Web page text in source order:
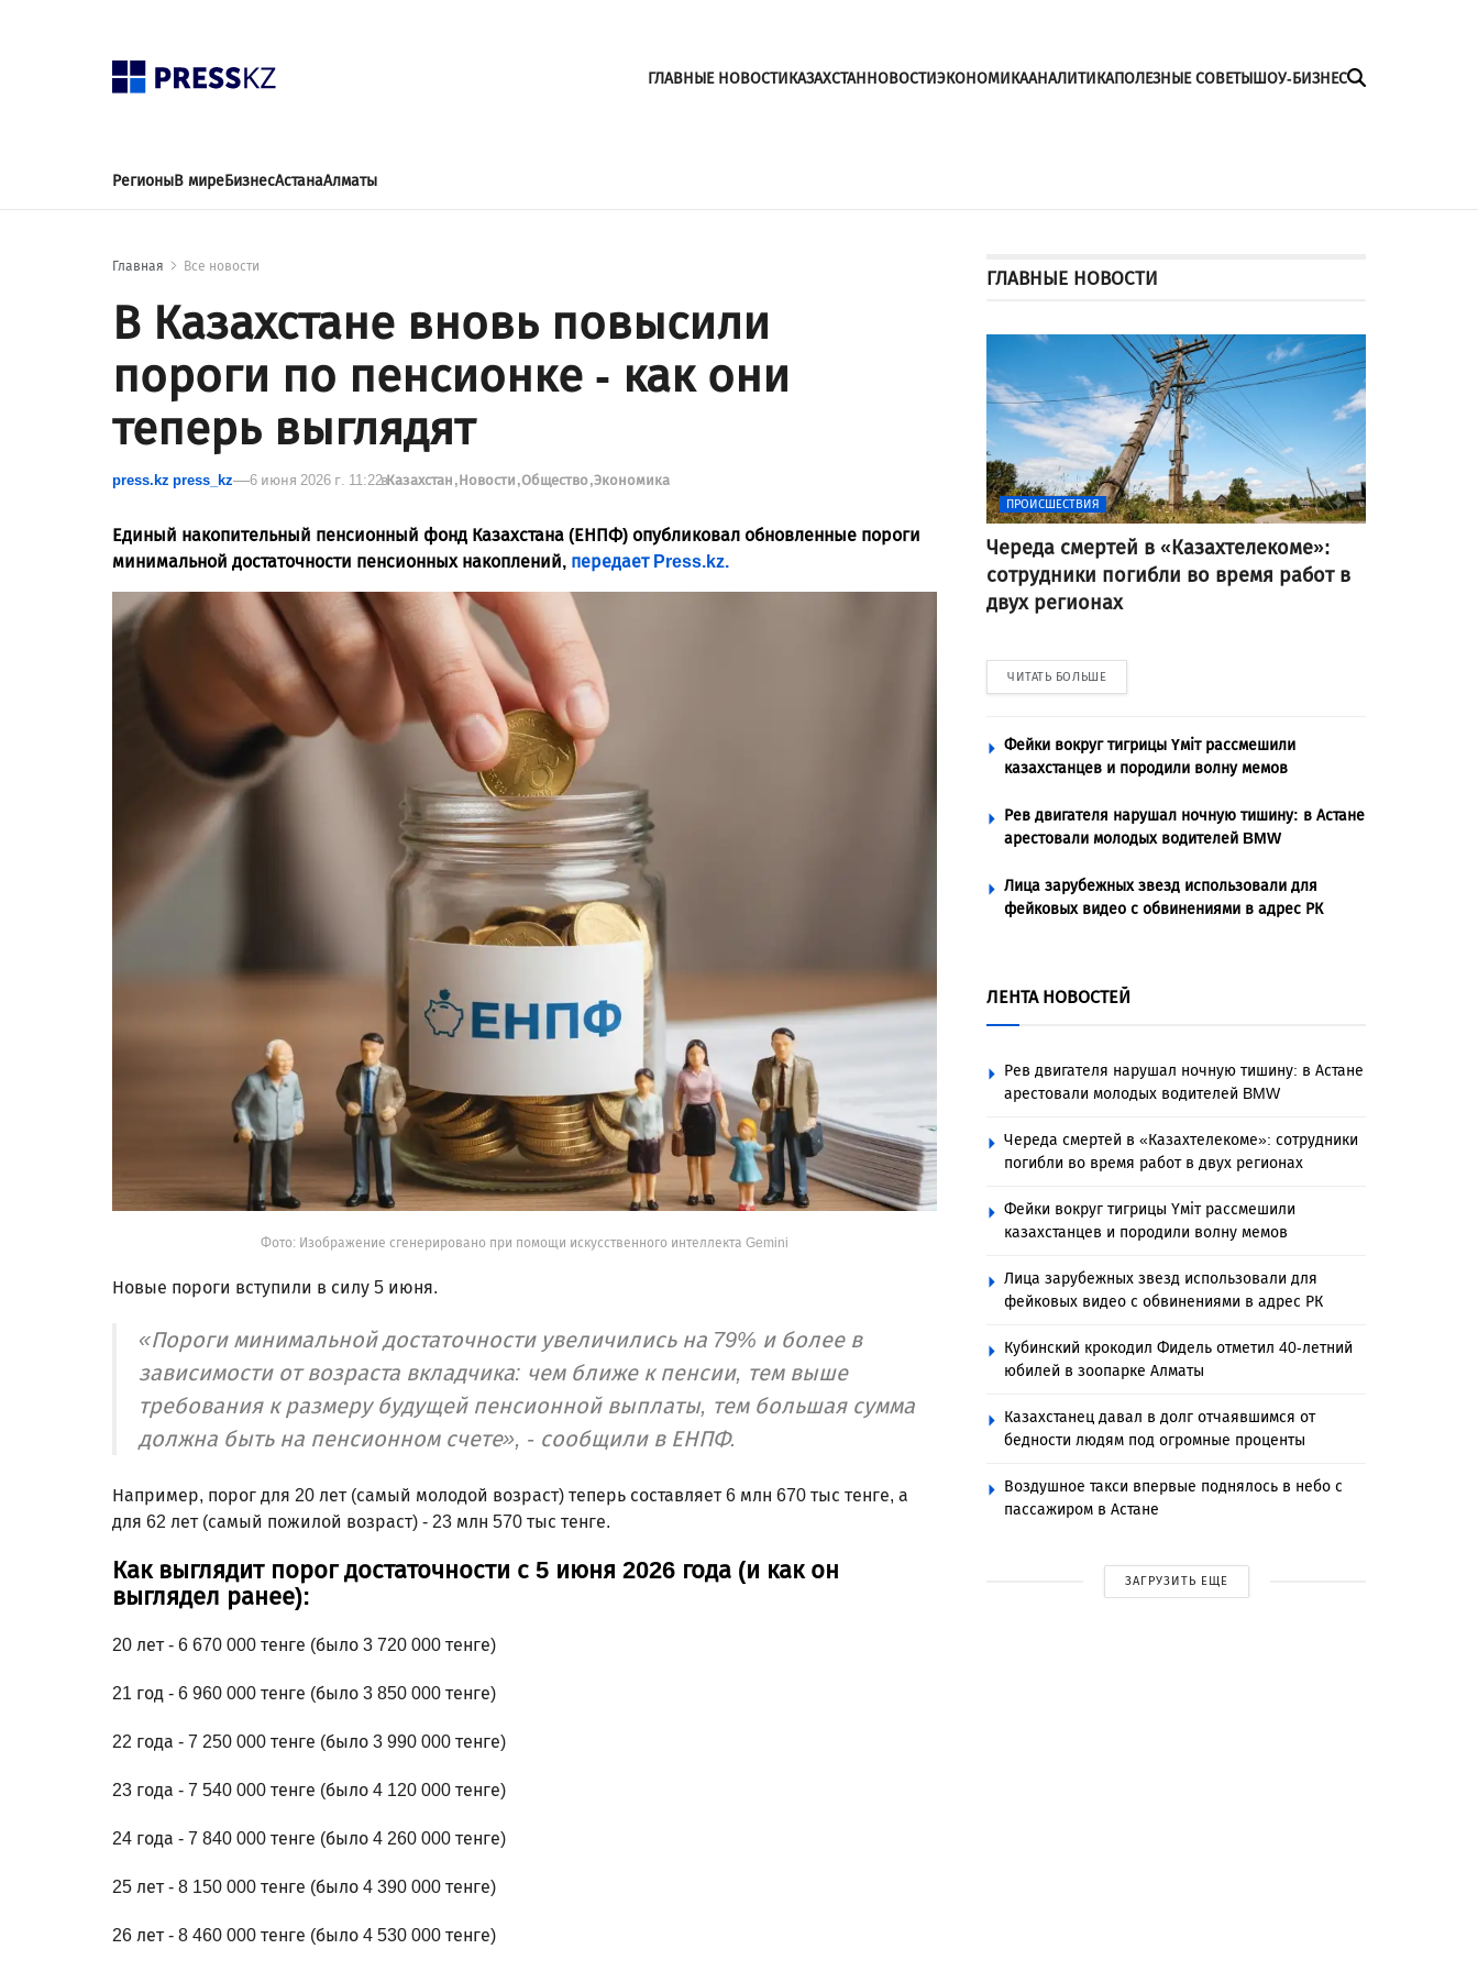
ГЛАВНЫЕ НОВОСТИКАЗАХСТАННОВОСТИЭКОНОМИКААНАЛИТИКАПОЛЕЗНЫЕ СОВЕТЫШОУ-БИЗНЕС
РегионыВ миреБизнесАстанаАлматы
Главная Все новости
В Казахстане вновь повысили
пороги по пенсионке - как они
теперь выглядят
press.kz press_kz 6 июня 2026 г. 11:22вКазахстан НовостиОбществоЭкономика
Единый накопительный пенсионный фонд Казахстана (ЕНПФ) опубликовал обновленные пороги
минимальной достаточности пенсионных накоплений, передает Press.kz.
Фото: Изображение сгенерировано при помощи искусственного интеллекта Gemini
Новые пороги вступили в силу 5 июня.
«Пороги минимальной достаточности увеличились на 79% и более в
зависимости от возраста вкладчика: чем ближе к пенсии, тем выше
требования к размеру будущей пенсионной выплаты, тем большая сумма
должна быть на пенсионном счете», - сообщили в ЕНПФ.
Например, порог для 20 лет (самый молодой возраст) теперь составляет 6 млн 670 тыс тенге, а
для 62 лет (самый пожилой возраст) - 23 млн 570 тыс тенге.
Как выглядит порог достаточности с 5 июня 2026 года (и как он
выглядел ранее):
20 лет - 6 670 000 тенге (было 3 720 000 тенге)
21 год - 6 960 000 тенге (было 3 850 000 тенге)
22 года - 7 250 000 тенге (было 3 990 000 тенге)
23 года - 7 540 000 тенге (было 4 120 000 тенге)
24 года - 7 840 000 тенге (было 4 260 000 тенге)
25 лет - 8 150 000 тенге (было 4 390 000 тенге)
26 лет - 8 460 000 тенге (было 4 530 000 тенге)
ГЛАВНЫЕ НОВОСТИ
ПРОИСШЕСТВИЯ
Череда смертей в «Казахтелекоме»:
сотрудники погибли во время работ в
двух регионах
ЧИТАТЬ БОЛЬШЕ
Фейки вокруг тигрицы Үміт рассмешили
казахстанцев и породили волну мемов
Рев двигателя нарушал ночную тишину: в Астане
арестовали молодых водителей BMW
Лица зарубежных звезд использовали для
фейковых видео с обвинениями в адрес РК
ЛЕНТА НОВОСТЕЙ
Рев двигателя нарушал ночную тишину: в Астане
арестовали молодых водителей BMW
Череда смертей в «Казахтелекоме»: сотрудники
погибли во время работ в двух регионах
Фейки вокруг тигрицы Үміт рассмешили
казахстанцев и породили волну мемов
Лица зарубежных звезд использовали для
фейковых видео с обвинениями в адрес РК
Кубинский крокодил Фидель отметил 40-летний
юбилей в зоопарке Алматы
Казахстанец давал в долг отчаявшимся от
бедности людям под огромные проценты
Воздушное такси впервые поднялось в небо с
пассажиром в Астане
ЗАГРУЗИТЬ ЕЩЕ